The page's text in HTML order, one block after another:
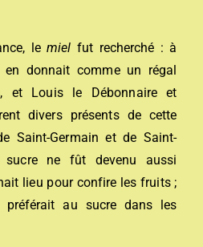
lemiel fut recherché : à
en donnait comme un régal
et Louis le Débonnaire et
divers présents de cette
Saint-Germain et de Saint-
ne fût devenu aussi
lieu pour confire les fruits ;
au sucre dans les